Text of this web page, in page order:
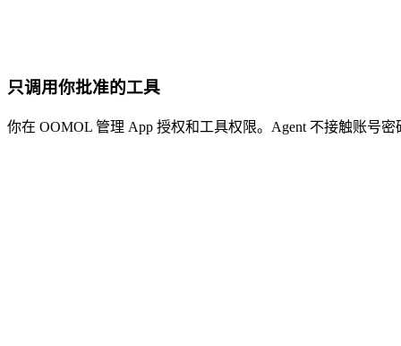
只调用你批准的工具
你在 OOMOL 管理 App 授权和工具权限。Agent 不接触账号